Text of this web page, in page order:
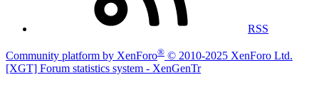
RSS
Community platform by XenForo® © 2010-2025 XenForo Ltd.
[XGT] Forum statistics system - XenGenTr